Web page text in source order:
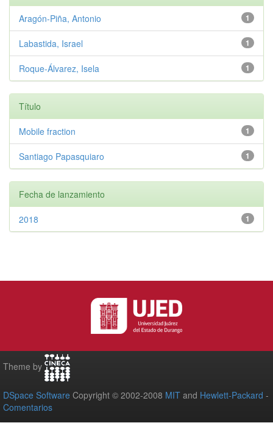
1
Aragón-Piña, Antonio
1
Labastida, Israel
1
Roque-Álvarez, Isela
Título
1
Mobile fraction
1
Santiago Papasquiaro
Fecha de lanzamiento
1
2018
Theme by
DSpace Software Copyright © 2002-2008 MIT and Hewlett-Packard -
Comentarios